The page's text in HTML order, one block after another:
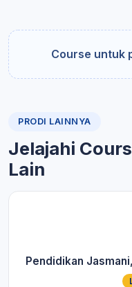
Course untuk
PRODI LAINNYA
Jelajahi
Lain
Pendidikan